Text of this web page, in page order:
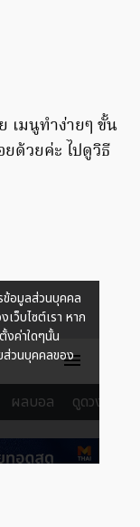
เมนูทำง่ายๆ ขั้น
ด้วยค่ะ ไปดูวิธี